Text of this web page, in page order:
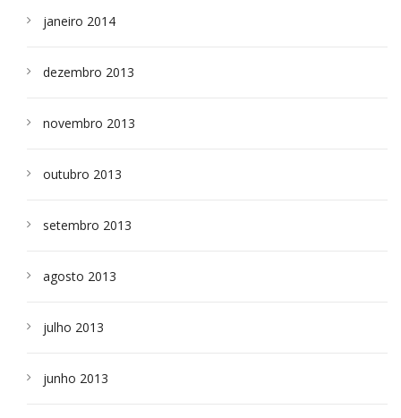
janeiro 2014
dezembro 2013
novembro 2013
outubro 2013
setembro 2013
agosto 2013
julho 2013
junho 2013